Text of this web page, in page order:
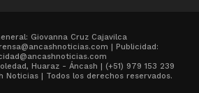
Giovanna Cruz Cajavilca
| Publicidad:
Huaraz - Áncash | (+51) 979 153 239
Noticias | Todos los derechos reservados.